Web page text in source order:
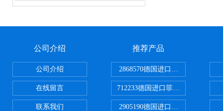
公司介绍
公司介绍
在线留言
联系我们
推荐产品
2868570德国进口菲尼克斯电源
712233德国进口菲尼克斯断路器
2905190德国进口菲尼克斯继电器